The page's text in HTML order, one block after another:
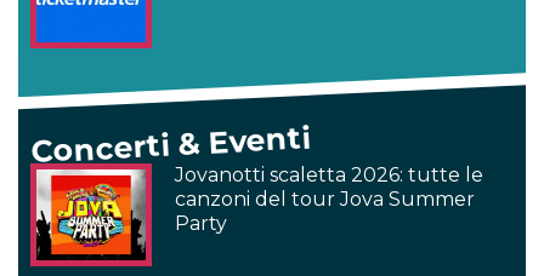
Concerti & Eventi
Jovanotti scaletta 2026: tutte le
canzoni del tour Jova Summer
Party